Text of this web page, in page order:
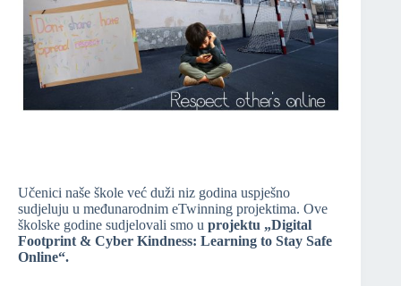
Učenici naše škole već duži niz godina uspješno
sudjeluju u međunarodnim eTwinning projektima. Ove
školske godine sudjelovali smo u projektu „Digital
Footprint & Cyber Kindness: Learning to Stay Safe
Online“.